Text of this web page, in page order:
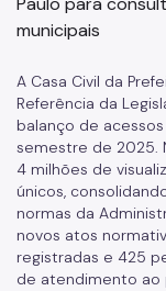
municipais
A Casa Civil da
Referência da
balanço de
semestre de 2025.
4 milhões de
únicos,
normas da
novos atos
registradas e 425
de atendimento ao